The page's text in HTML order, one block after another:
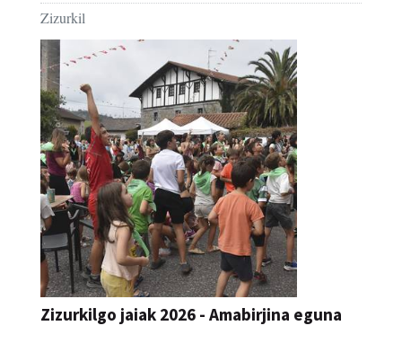
Zizurkil
Zizurkilgo jaiak 2026 - Amabirjina eguna